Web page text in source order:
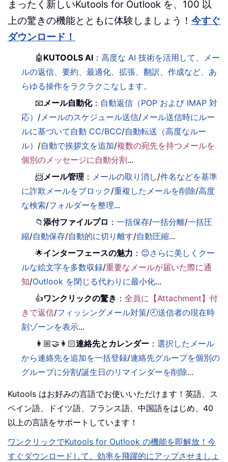
まったく新しいKutools for Outlook を、100 以
上の驚きの機能とともに体験しましょう！ 今すぐ
ダウンロード！
🤖 KUTOOLS AI ：高度な AI 技術を活用して、メー
ルの返信、要約、最適化、拡張、翻訳、作成など、あ
らゆる操作をラクラクこなします。
📧メール自動化： 自動返信（POP および IMAP 対
応） /メールのスケジュール送信/メール送信時にルー
ルに基づいて自動 CC/BCC/自動転送（高度なルー
ル） /自動で挨拶文を追加/複数の宛先を持つメールを
個別のメッセージに自動分割...
📨メール管理 ： メールの取り消し/件名などを基準
に詐欺メールをブロック/重複したメールを削除/高度
な検索/フォルダーを整理...
📁添付ファイルプロ ：一括保存/一括分離/一括圧
縮/自動保存/自動的に切り離す/自動圧縮...
🌟インターフェースの魅力 ： 😊さらに美しくクー
ルな絵文字を多数収録/重要なメールが届いた際に通
知/Outlook を閉じる代わりに最小化...
👍ワンクリックの驚き ：全員に【Attachment】付
きで返信/フィッシングメール対策/🕘送信者の現在時
刻ゾーンを表示...
👩🏼‍🤝‍👩🏻連絡先とカレンダー ：選択したメール
から連絡先を追加を一括登録/連絡先グループを個別の
グループに分割/誕生日のリマインダーを削除...
Kutools はお好みの言語でお使いいただけます！英語、ス
ペイン語、ドイツ語、フランス語、中国語をはじめ、40
以上の言語をサポートしています！
ワンクリックでKutools for Outlook の機能を即解放！今
すぐダウンロードして、効率を飛躍的にアップさせましょ